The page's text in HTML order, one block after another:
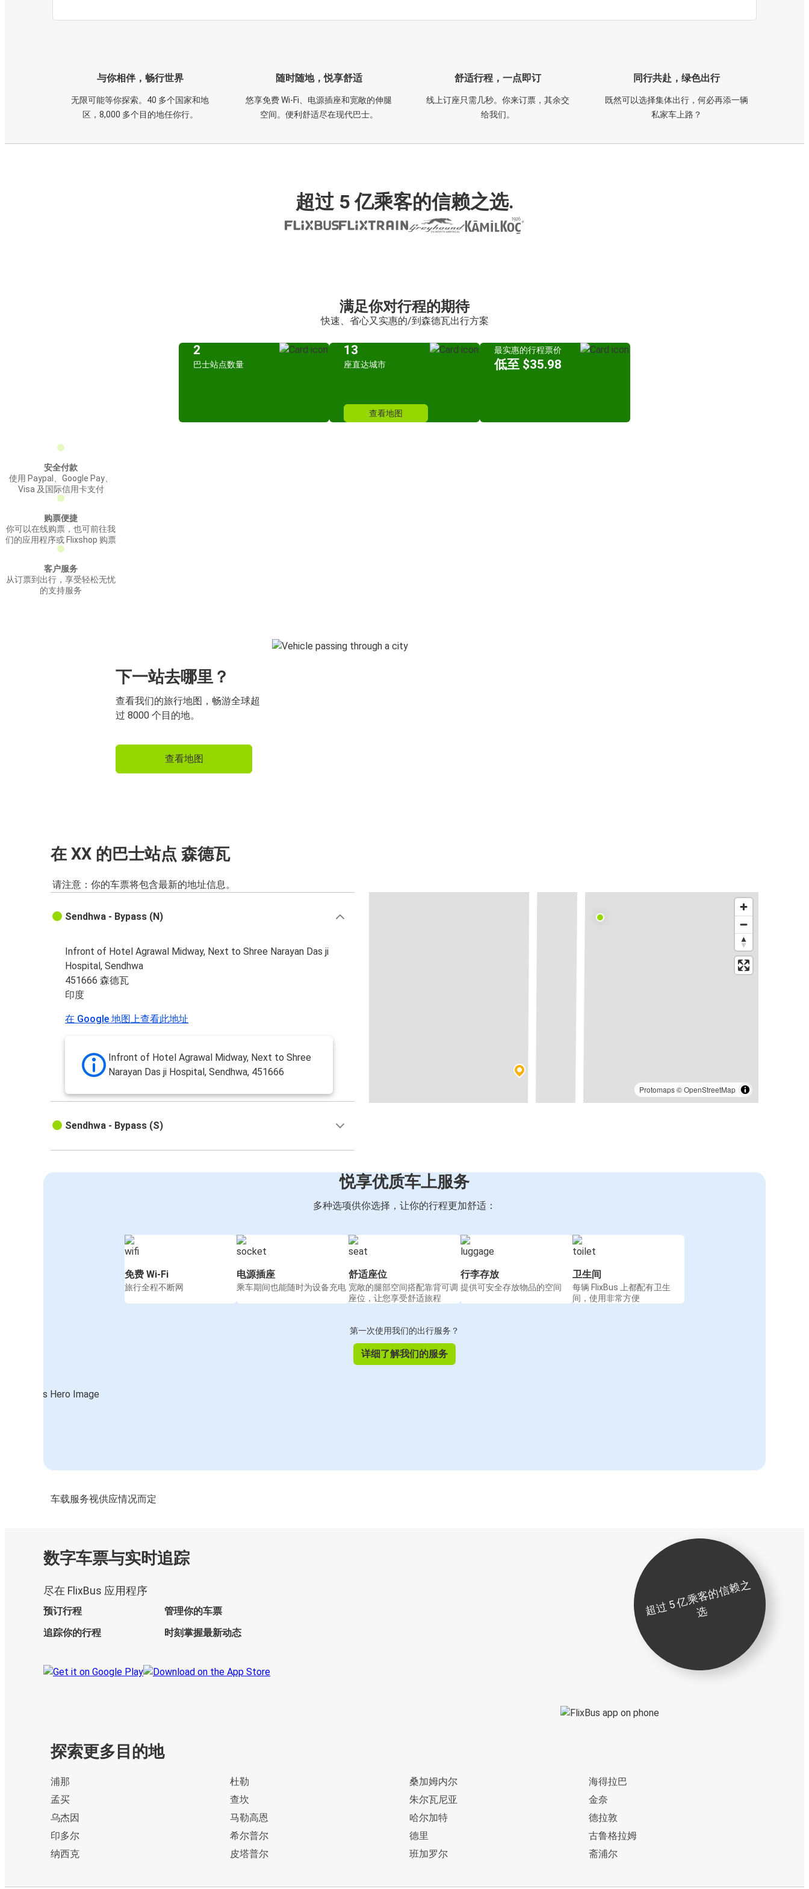
与你相伴，畅行世界
无限可能等你探索。40 多个国家和地
区，8,000 多个目的地任你行。
随时随地，悦享舒适
悠享免费 Wi-Fi、电源插座和宽敞的伸腿
空间。便利舒适尽在现代巴士。
舒适行程，一点即订
线上订座只需几秒。你来订票，其余交
给我们。
同行共赴，绿色出行
既然可以选择集体出行，何必再添一辆
私家车上路？
超过 5 亿乘客的信赖之选.
满足你对行程的期待
快速、省心又实惠的/到森德瓦出行方案
2
巴士站点数量
13
座直达城市
查看地图
最实惠的行程票价
低至 $35.98
安全付款
使用 Paypal、Google Pay、
Visa 及国际信用卡支付
购票便捷
你可以在线购票，也可前往我
们的应用程序或 Flixshop 购票
客户服务
从订票到出行，享受轻松无忧
的支持服务
下一站去哪里？
查看我们的旅行地图，畅游全球超
过 8000 个目的地。
查看地图
在 XX 的巴士站点 森德瓦
请注意：你的车票将包含最新的地址信息。
Protomaps©OpenStreetMap
Sendhwa - Bypass (N)
Infront of Hotel Agrawal Midway, Next to Shree Narayan Das ji
Hospital, Sendhwa
451666 森德瓦
印度
在 Google 地图上查看此地址
Infront of Hotel Agrawal Midway, Next to Shree
Narayan Das ji Hospital, Sendhwa, 451666
Sendhwa - Bypass (S)
悦享优质车上服务
多种选项供你选择，让你的行程更加舒适：
免费 Wi-Fi
旅行全程不断网
电源插座
乘车期间也能随时为设备充电
舒适座位
宽敞的腿部空间搭配靠背可调
座位，让您享受舒适旅程
行李存放
提供可安全存放物品的空间
卫生间
每辆 FlixBus 上都配有卫生
间，使用非常方便
第一次使用我们的出行服务？
详细了解我们的服务
车载服务视供应情况而定
数字车票与实时追踪
尽在 FlixBus 应用程序
预订行程
管理你的车票
追踪你的行程
时刻掌握最新动态
超
过
5
亿
乘
客
的
信
赖
之
选
探索更多目的地
浦那
孟买
乌杰因
印多尔
纳西克
杜勒
查坎
马勒高恩
希尔普尔
皮塔普尔
桑加姆内尔
朱尔瓦尼亚
哈尔加特
德里
班加罗尔
海得拉巴
金奈
德拉敦
古鲁格拉姆
斋浦尔